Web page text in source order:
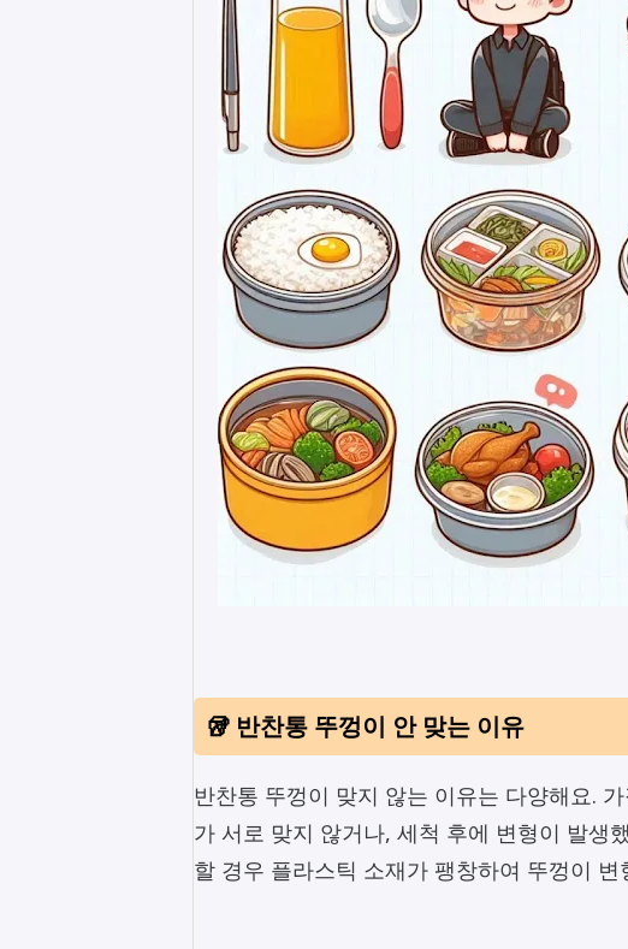
🥡 반찬통 뚜껑이 안 맞는 이유
반찬통 뚜껑이 맞지 않는 이유는 다양해요.
가 서로 맞지 않거나, 세척 후에 변형이 발생
할 경우 플라스틱 소재가 팽창하여 뚜껑이